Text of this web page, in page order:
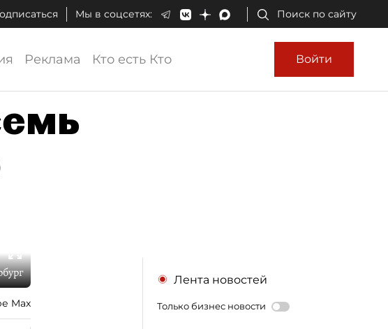
Мы в соцсетях: Поиск по сайту
Реклама Кто есть Кто Войти
Max
Лента новостей
Только бизнес новости